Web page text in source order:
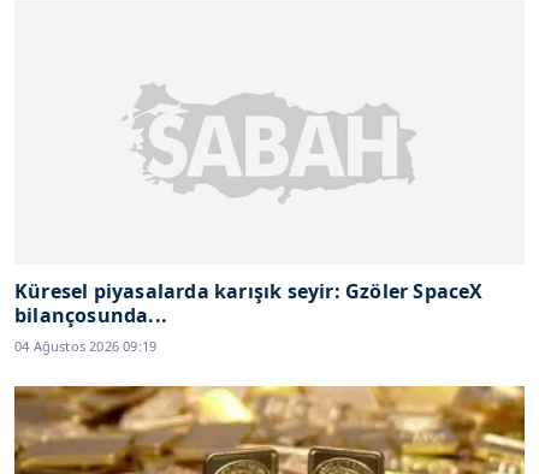
Küresel piyasalarda karışık seyir: Gzöler SpaceX
bilançosunda...
04 Ağustos 2026 09:19